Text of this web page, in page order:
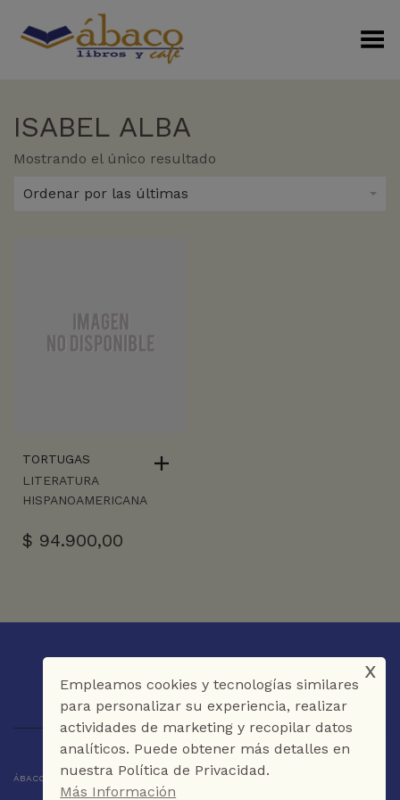
Menú Alterno
ISABEL ALBA
Mostrando el único resultado
Ordenar por las últimas
TORTUGAS
LITERATURA
HISPANOAMERICANA
$ 94.900,00
ÁBACO LIBROS Y CAFÉ © 2025 CARTAGENA DE INDIAS - COLOMBIA
Empleamos cookies y tecnologías similares
para personalizar su experiencia, realizar
actividades de marketing y recopilar datos
analíticos. Puede obtener más detalles en
nuestra Política de Privacidad.
Más Información
x